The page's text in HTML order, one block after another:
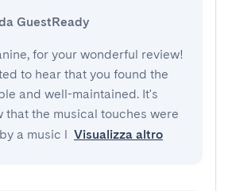
GuestReady
for your wonderful review!
to hear that you found the
and well-maintained. It's
that the musical touches were
a music l Visualizza altro